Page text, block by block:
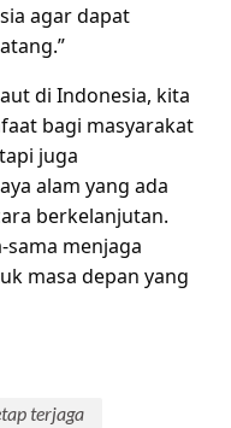
agar dapat
di Indonesia, kita
bagi masyarakat
juga
alam yang ada
berkelanjutan.
sama menjaga
masa depan yang
terjaga